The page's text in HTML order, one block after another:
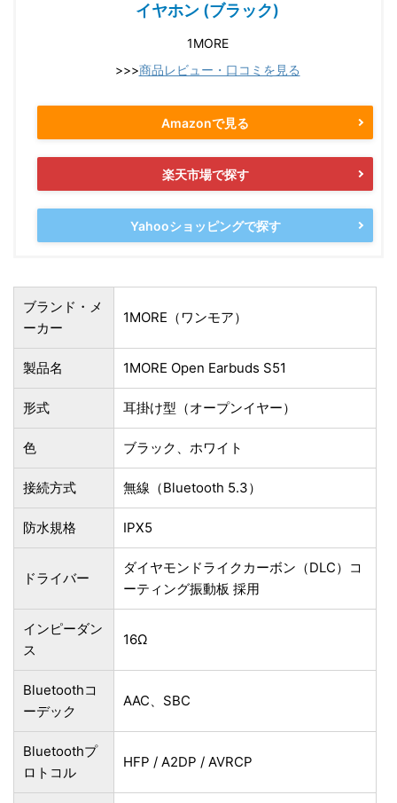
イヤホン (ブラック)
1MORE
>>>商品レビュー・口コミを見る
Amazonで見る
楽天市場で探す
Yahooショッピングで探す
ブランド・メ
ーカー
1MORE（ワンモア）
製品名 1MORE Open Earbuds S51
形式 耳掛け型（オープンイヤー）
色 ‎ブラック、ホワイト
接続方式 無線（Bluetooth 5.3）
防水規格 IPX5
ドライバー
ダイヤモンドライクカーボン（DLC）コ
ーティング振動板 採用
インピーダン
ス
16Ω
Bluetoothコ
ーデック
AAC、SBC
Bluetoothプ
ロトコル
HFP / A2DP / AVRCP